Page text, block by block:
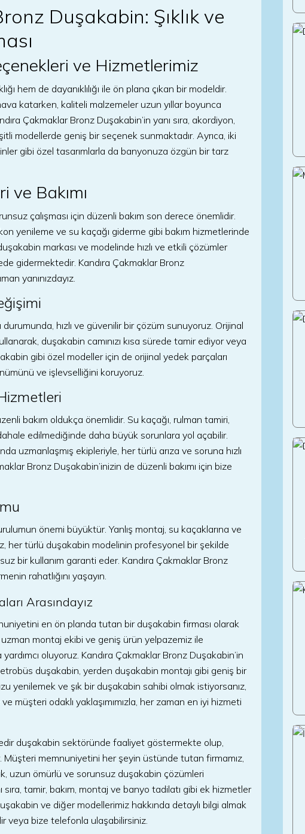
Duşakabin: Şıklık ve
ve Hizmetlerimiz
hem de dayanıklılığı ile ön plana çıkan bir modeldir.
katarken, kaliteli malzemeler uzun yıllar boyunca
Çakmaklar Bronz Duşakabin’in yanı sıra, akordiyon,
modellerde geniş bir seçenek sunmaktadır. Ayrıca, iki
gibi özel tasarımlarla da banyonuza özgün bir tarz
ve Bakımı
çalışması için düzenli bakım son derece önemlidir.
yenileme ve su kaçağı giderme gibi bakım hizmetlerinde
markası ve modelinde hızlı ve etkili çözümler
gidermektedir. Kandıra Çakmaklar Bronz
yanınızdayız.
durumunda, hızlı ve güvenilir bir çözüm sunuyoruz. Orijinal
duşakabin camınızı kısa sürede tamir ediyor veya
gibi özel modeller için de orijinal yedek parçaları
ve işlevselliğini koruyoruz.
bakım oldukça önemlidir. Su kaçağı, rulman tamiri,
edilmediğinde daha büyük sorunlara yol açabilir.
uzmanlaşmış ekipleriyle, her türlü arıza ve soruna hızlı
Bronz Duşakabin’inizin de düzenli bakımı için bize
önemi büyüktür. Yanlış montaj, su kaçaklarına ve
her türlü duşakabin modelinin profesyonel bir şekilde
bir kullanım garanti eder. Kandıra Çakmaklar Bronz
rahatlığını yaşayın.
Arasındayız
en ön planda tutan bir duşakabin firması olarak
montaj ekibi ve geniş ürün yelpazemiz ile
oluyoruz. Kandıra Çakmaklar Bronz Duşakabin’in
duşakabin, yerden duşakabin montajı gibi geniş bir
yenilemek ve şık bir duşakabin sahibi olmak istiyorsanız,
müşteri odaklı yaklaşımımızla, her zaman en iyi hizmeti
duşakabin sektöründe faaliyet göstermekte olup,
memnuniyetini her şeyin üstünde tutan firmamız,
uzun ömürlü ve sorunsuz duşakabin çözümleri
sıra, tamir, bakım, montaj ve banyo tadilatı gibi ek hizmetler
ve diğer modellerimiz hakkında detaylı bilgi almak
veya bize telefonla ulaşabilirsiniz.